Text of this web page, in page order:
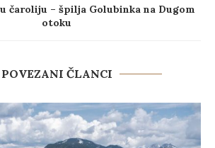
čaroliju – špilja Golubinka na Dugom
otoku
POVEZANI ČLANCI